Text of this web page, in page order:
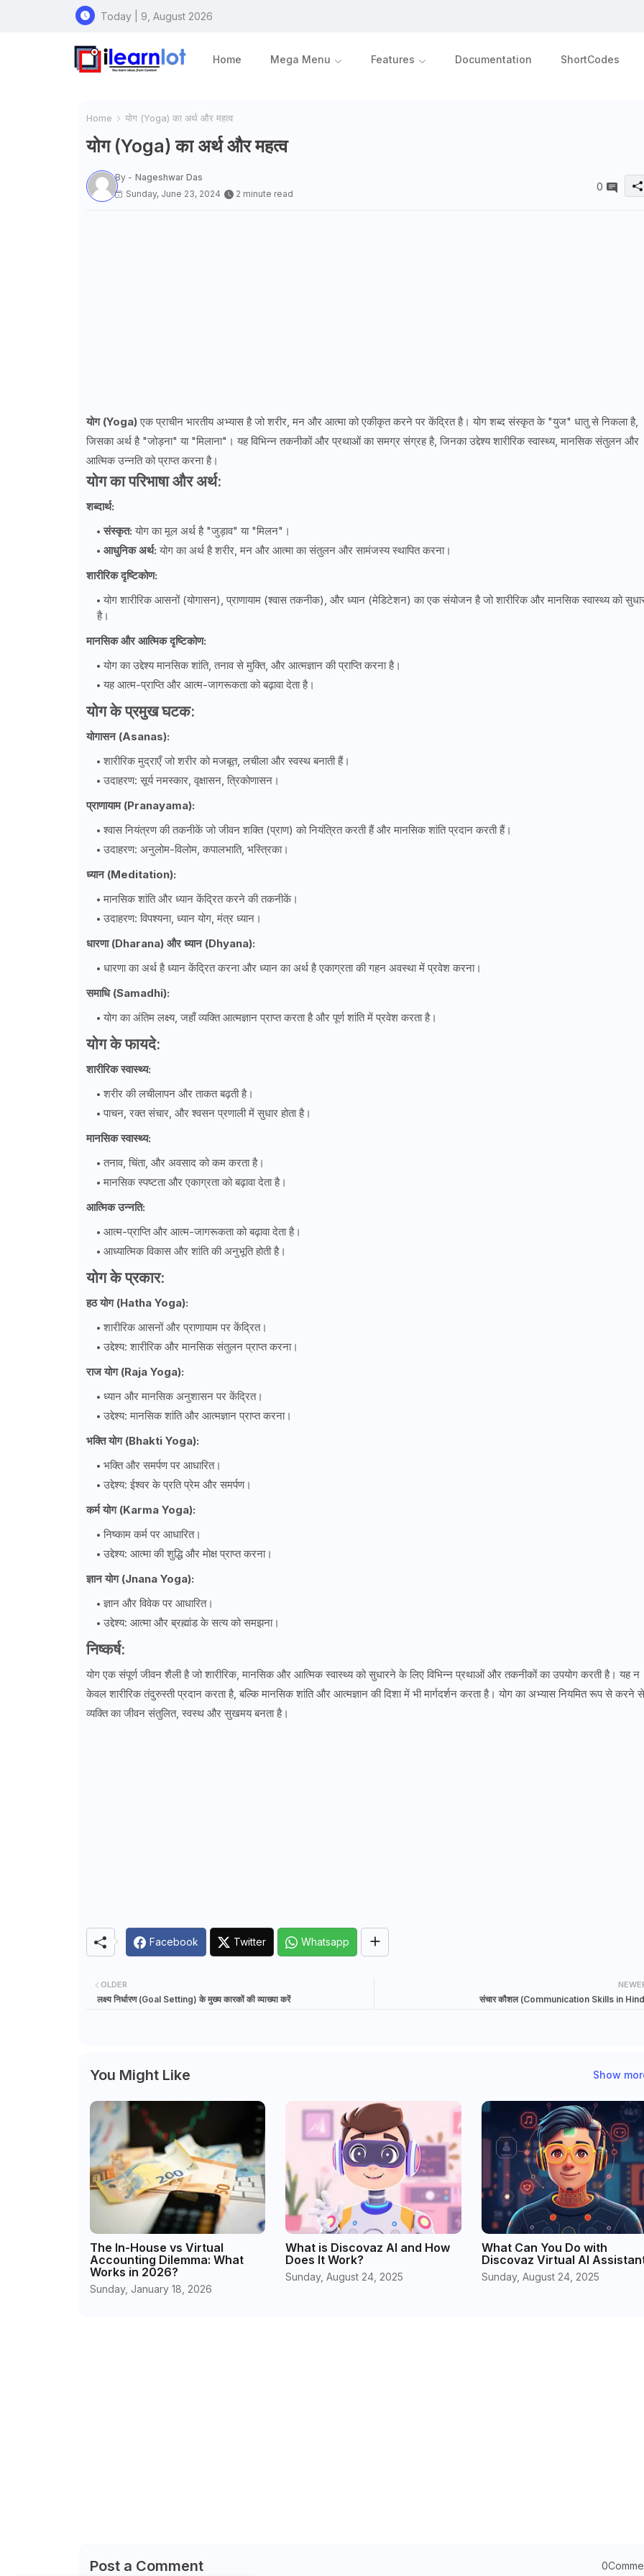
Today | 9, August 2026
Home Mega Menu Features Documentation ShortCodes
Home योग (Yoga) का अर्थ और महत्व
योग (Yoga) का अर्थ और महत्व
By - Nageshwar Das
Sunday, June 23, 2024
2 minute read
0
योग (Yoga)एक प्राचीन भारतीय अभ्यास है जो शरीर, मन और आत्मा को एकीकृत करने पर केंद्रित है। योग शब्द संस्कृत के "युज" धातु से निकला है,
जिसका अर्थ है "जोड़ना" या "मिलाना"। यह विभिन्न तकनीकों और प्रथाओं का समग्र संग्रह है, जिनका उद्देश्य शारीरिक स्वास्थ्य, मानसिक संतुलन और
आत्मिक उन्नति को प्राप्त करना है।
योग का परिभाषा और अर्थ:
शब्दार्थ:
संस्कृत: योग का मूल अर्थ है "जुड़ाव" या "मिलन"।
आधुनिक अर्थ: योग का अर्थ है शरीर, मन और आत्मा का संतुलन और सामंजस्य स्थापित करना।
शारीरिक दृष्टिकोण:
योग शारीरिक आसनों (योगासन), प्राणायाम (श्वास तकनीक), और ध्यान (मेडिटेशन) का एक संयोजन है जो शारीरिक और मानसिक स्वास्थ्य को
है।
मानसिक और आत्मिक दृष्टिकोण:
योग का उद्देश्य मानसिक शांति, तनाव से मुक्ति, और आत्मज्ञान की प्राप्ति करना है।
यह आत्म-प्राप्ति और आत्म-जागरूकता को बढ़ावा देता है।
योग के प्रमुख घटक:
योगासन (Asanas):
शारीरिक मुद्राएँ जो शरीर को मजबूत, लचीला और स्वस्थ बनाती हैं।
उदाहरण: सूर्य नमस्कार, वृक्षासन, त्रिकोणासन।
प्राणायाम (Pranayama):
श्वास नियंत्रण की तकनीकें जो जीवन शक्ति (प्राण) को नियंत्रित करती हैं और मानसिक शांति प्रदान करती हैं।
उदाहरण: अनुलोम-विलोम, कपालभाति, भस्त्रिका।
ध्यान (Meditation):
मानसिक शांति और ध्यान केंद्रित करने की तकनीकें।
उदाहरण: विपश्यना, ध्यान योग, मंत्र ध्यान।
धारणा (Dharana) और ध्यान (Dhyana):
धारणा का अर्थ है ध्यान केंद्रित करना और ध्यान का अर्थ है एकाग्रता की गहन अवस्था में प्रवेश करना।
समाधि (Samadhi):
योग का अंतिम लक्ष्य, जहाँ व्यक्ति आत्मज्ञान प्राप्त करता है और पूर्ण शांति में प्रवेश करता है।
योग के फायदे:
शारीरिक स्वास्थ्य:
शरीर की लचीलापन और ताकत बढ़ती है।
पाचन, रक्त संचार, और श्वसन प्रणाली में सुधार होता है।
मानसिक स्वास्थ्य:
तनाव, चिंता, और अवसाद को कम करता है।
मानसिक स्पष्टता और एकाग्रता को बढ़ावा देता है।
आत्मिक उन्नति:
आत्म-प्राप्ति और आत्म-जागरूकता को बढ़ावा देता है।
आध्यात्मिक विकास और शांति की अनुभूति होती है।
योग के प्रकार:
हठ योग (Hatha Yoga):
शारीरिक आसनों और प्राणायाम पर केंद्रित।
उद्देश्य: शारीरिक और मानसिक संतुलन प्राप्त करना।
राज योग (Raja Yoga):
ध्यान और मानसिक अनुशासन पर केंद्रित।
उद्देश्य: मानसिक शांति और आत्मज्ञान प्राप्त करना।
भक्ति योग (Bhakti Yoga):
भक्ति और समर्पण पर आधारित।
उद्देश्य: ईश्वर के प्रति प्रेम और समर्पण।
कर्म योग (Karma Yoga):
निष्काम कर्म पर आधारित।
उद्देश्य: आत्मा की शुद्धि और मोक्ष प्राप्त करना।
ज्ञान योग (Jnana Yoga):
ज्ञान और विवेक पर आधारित।
उद्देश्य: आत्मा और ब्रह्मांड के सत्य को समझना।
निष्कर्ष:
योग एक संपूर्ण जीवन शैली है जो शारीरिक, मानसिक और आत्मिक स्वास्थ्य को सुधारने के लिए विभिन्न प्रथाओं और तकनीकों का उपयोग करती है। यह न
केवल शारीरिक तंदुरुस्ती प्रदान करता है, बल्कि मानसिक शांति और आत्मज्ञान की दिशा में भी मार्गदर्शन करता है। योग का अभ्यास नियमित रूप से करने से
व्यक्ति का जीवन संतुलित, स्वस्थ और सुखमय बनता है।
Facebook Twitter Whatsapp
संचार कौशल (Communication Skills in
OLDER
लक्ष्य निर्धारण (Goal Setting) के मुख्य कारकों की व्याख्या करें
You Might Like Show
The In-House vs Virtual
Accounting Dilemma: What
Works in 2026?
Sunday, January 18, 2026
What is Discovaz AI and How
Does It Work?
Sunday, August 24, 2025
What Can You Do with
Discovaz Virtual AI
Sunday, August 24, 2025
Post a Comment